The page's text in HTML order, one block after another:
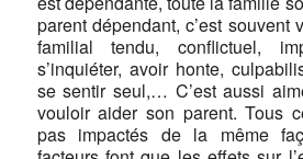
parent dépendant, c’est souvent
familial tendu, conflictuel,
s’inquiéter, avoir honte,
se sentir seul,… C’est aussi
vouloir aider son parent. Tous
pas impactés de la même